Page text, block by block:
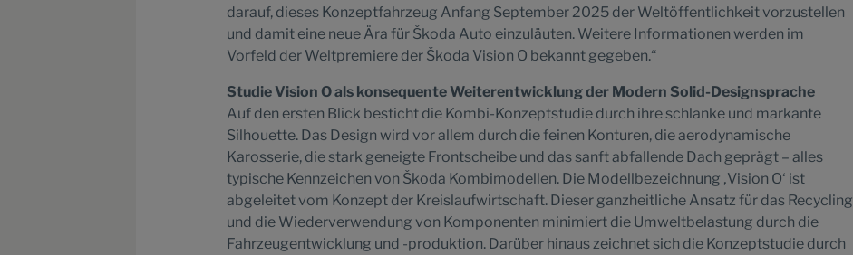
darauf, dieses Konzeptfahrzeug Anfang September 2025 der Weltöffentlichkeit vorzustellen
und damit eine neue Ära für Škoda Auto einzuläuten. Weitere Informationen werden im
Vorfeld der Weltpremiere der Škoda Vision O bekannt gegeben.“
Studie Vision O als konsequente Weiterentwicklung der Modern Solid-Designsprache
Auf den ersten Blick besticht die Kombi-Konzeptstudie durch ihre schlanke und markante
Silhouette. Das Design wird vor allem durch die feinen Konturen, die aerodynamische
Karosserie, die stark geneigte Frontscheibe und das sanft abfallende Dach geprägt – alles
typische Kennzeichen von Škoda Kombimodellen. Die Modellbezeichnung ‚Vision O‘ ist
abgeleitet vom Konzept der Kreislaufwirtschaft. Dieser ganzheitliche Ansatz für das Recycling
und die Wiederverwendung von Komponenten minimiert die Umweltbelastung durch die
Fahrzeugentwicklung und -produktion. Darüber hinaus zeichnet sich die Konzeptstudie durch